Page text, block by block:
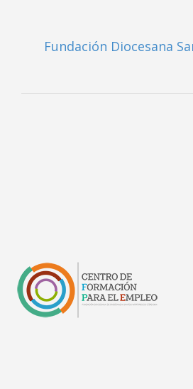
Fundación Diocesana